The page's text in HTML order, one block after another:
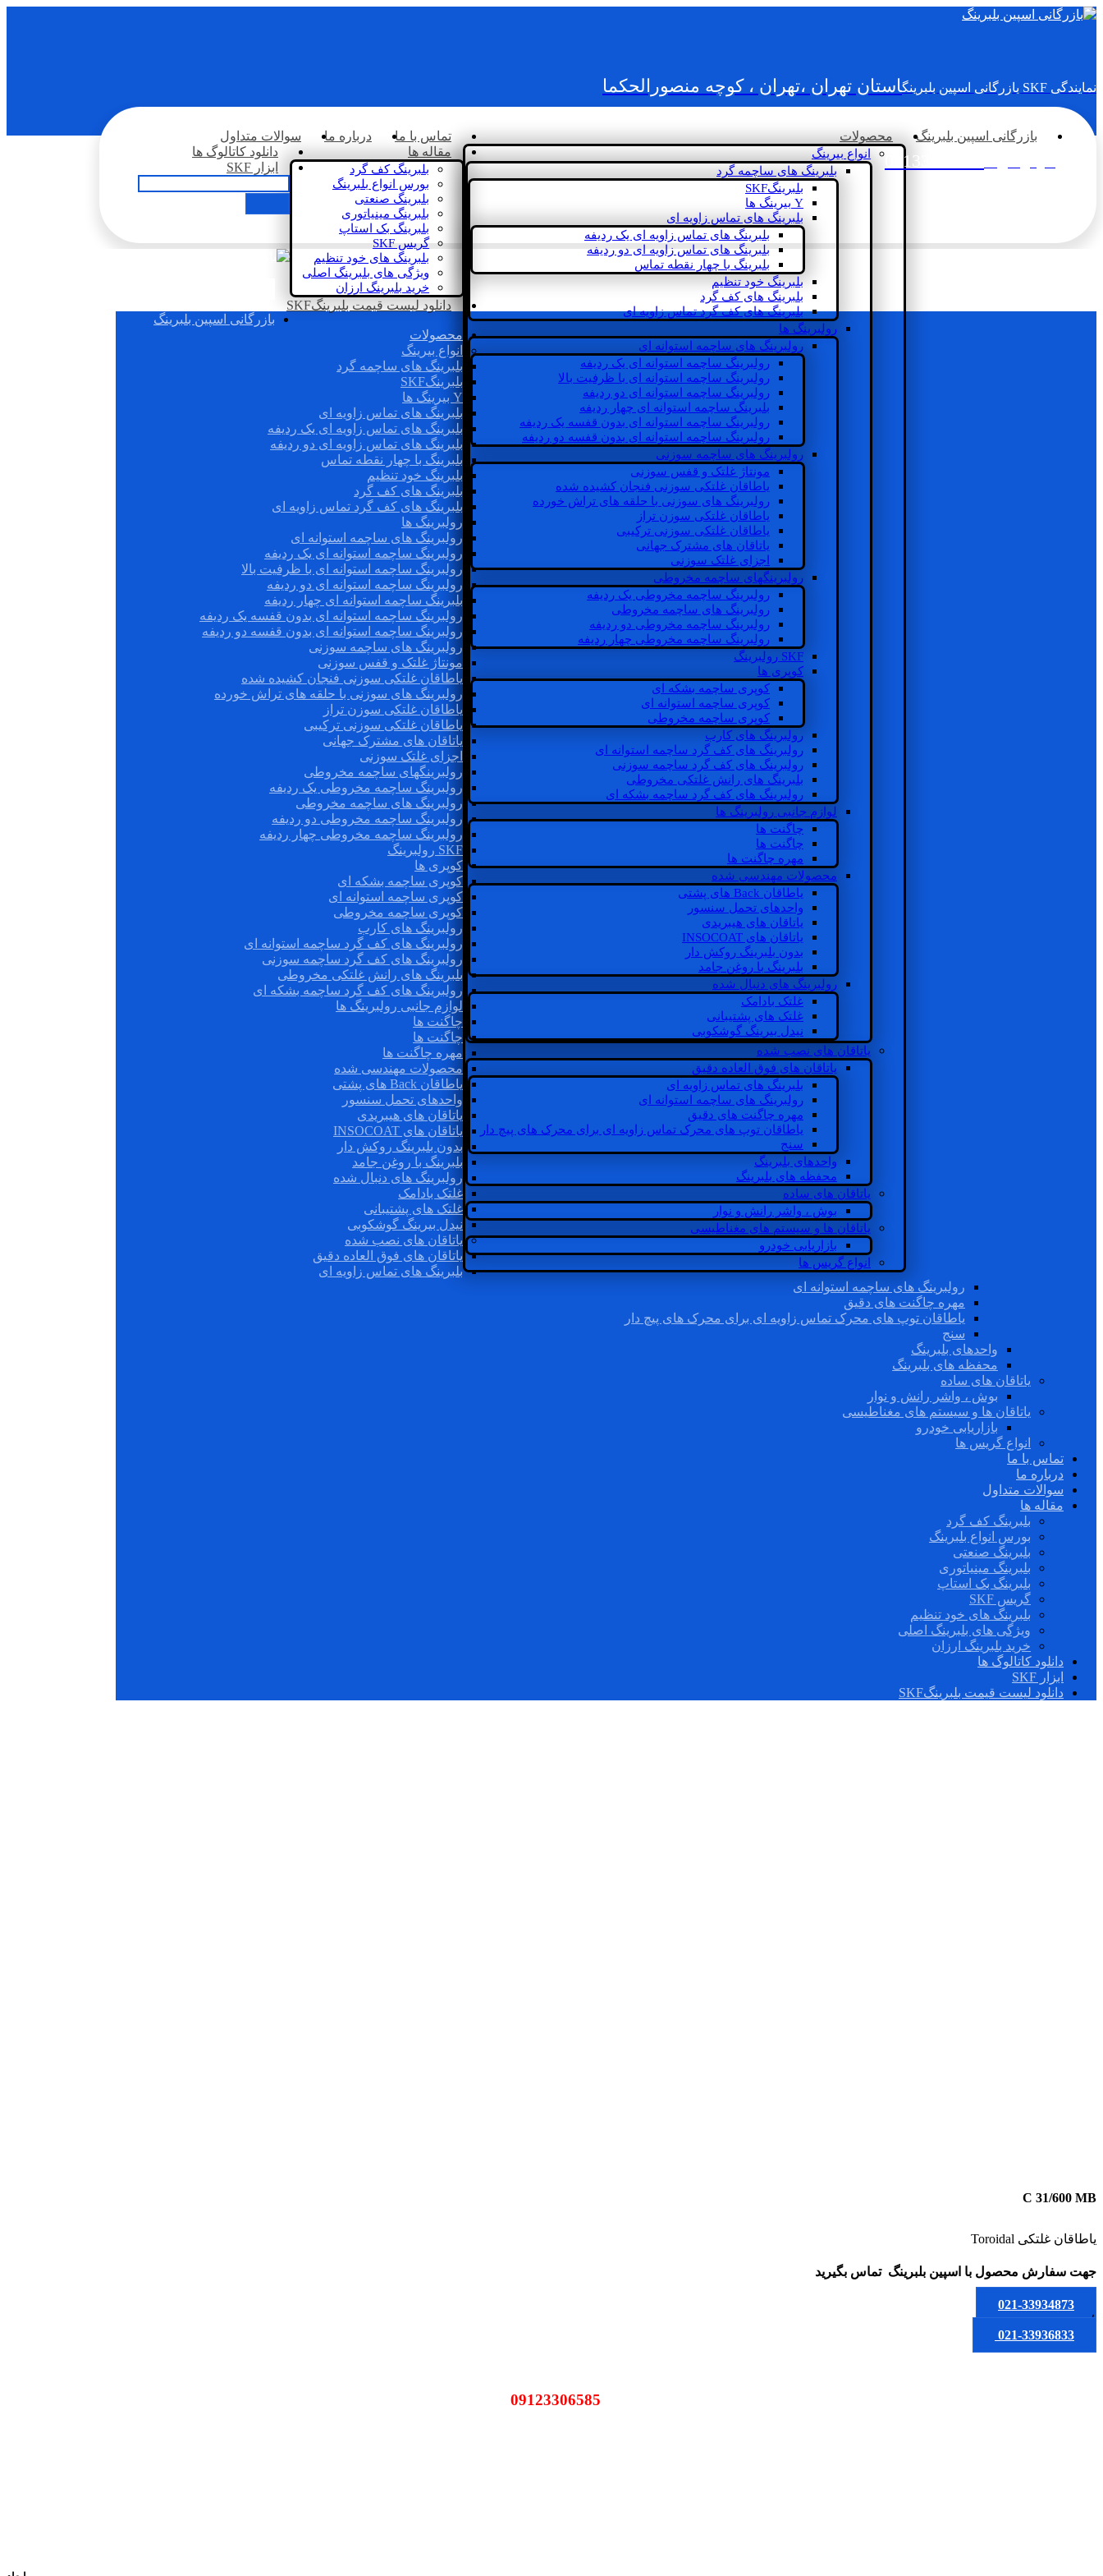
نمایندگی SKF بازرگانی اسپین بلبرینگ استان تهران ،تهران ، کوچه منصورالحکما
02133936833
بازرگانی اسپین بلبرینگ محصولات
انواع بیرینگ
بلبرینگ های ساچمه گرد
بلبرینگSKF
Y بیرینگ ها
بلبرینگ های تماس زاویه ای
بلبرینگ های تماس زاویه ای یک ردیفه
بلبرینگ های تماس زاویه ای دو ردیفه
بلبرینگ با چهار نقطه تماس
بلبرینگ خود تنظیم
بلبرینگ های کف گرد
بلبرینگ های کف گرد تماس زاویه ای
رولبرینگ ها
رولبرینگ های ساچمه استوانه ای
رولبرینگ ساچمه استوانه ای یک ردیفه
رولبرینگ ساچمه استوانه ای با ظرفیت بالا
رولبرینگ ساچمه استوانه ای دو ردیفه
بلبرینگ ساچمه استوانه ای چهار ردیفه
رولبرینگ ساچمه استوانه ای بدون قفسه یک ردیفه
رولبرینگ ساچمه استوانه ای بدون قفسه دو ردیفه
رولبرینگ های ساچمه سوزنی
مونتاژ غلتک و قفس سوزنی
یاطاقان غلتکی سوزنی فنجان کشیده شده
رولبرینگ های سوزنی با حلقه های تراش خورده
یاطاقان غلتکی سوزن تراز
یاطاقان غلتکی سوزنی ترکیبی
یاتاقان های مشترک جهانی
اجزای غلتک سوزنی
رولبرینگهای ساچمه مخروطی
رولبرینگ ساچمه مخروطی یک ردیفه
رولبرینگ های ساچمه مخروطی
رولبرینگ ساچمه مخروطی دو ردیفه
رولبرینگ ساچمه مخروطی چهار ردیفه
SKF رولبرینگ
کوپری ها
کوپری ساچمه بشکه ای
کوپری ساچمه استوانه ای
کوپری ساچمه مخروطی
رولبرینگ های کارب
رولبرینگ های کف گرد ساچمه استوانه ای
رولبرینگ های کف گرد ساچمه سوزنی
بلبرینگ های رانش غلتکی مخروطی
رولبرینگ های کف گرد ساچمه بشکه ای
لوازم جانبی رولبرینگ ها
چاگنت ها
چاگنت ها
مهره چاگنت ها
محصولات مهندسی شده
یاطاقان Back های پشتی
واحدهای تحمل سنسور
یاتاقان های هیبریدی
یاتاقان های INSOCOAT
بدون بلبرینگ روکش دار
بلبرینگ با روغن جامد
رولبرینگ های دنبال شده
غلتک بادامک
غلتک های پشتیبانی
نیدل بیرینگ گوشکوبی
یاتاقان های نصب شده
یاتاقان های فوق العاده دقیق
بلبرینگ های تماس زاویه ای
رولبرینگ های ساچمه استوانه ای
مهره چاگنت های دقیق
یاطاقان توپ های محرک تماس زاویه ای برای محرک های پیچ دار
سنج
واحدهای بلبرینگ
محفظه های بلبرینگ
یاتاقان های ساده
بوش ، واشر رانش و نوار
یاتاقان ها و سیستم های مغناطیسی
بازاریابی خودرو
انواع گریس ها
تماس با ما درباره ما
سوالات متداول
مقاله ها
بلبرینگ کف گرد
بورس انواع بلبرینگ
بلبرینگ صنعتی
بلبرینگ مینیاتوری
بلبرینگ بک استاپ
گریس SKF
بلبرینگ های خود تنظیم
ویژگی های بلبرینگ اصلی
خرید بلبرینگ ارزان
دانلود کاتالوگ ها
ابزار SKF
دانلود لیست قیمت بلبرینگSKF
بازرگانی اسپین بلبرینگ
محصولات
انواع بیرینگ
بلبرینگ های ساچمه گرد
بلبرینگSKF
Y بیرینگ ها
بلبرینگ های تماس زاویه ای
بلبرینگ های تماس زاویه ای یک ردیفه
بلبرینگ های تماس زاویه ای دو ردیفه
بلبرینگ با چهار نقطه تماس
بلبرینگ خود تنظیم
بلبرینگ های کف گرد
بلبرینگ های کف گرد تماس زاویه ای
رولبرینگ ها
رولبرینگ های ساچمه استوانه ای
رولبرینگ ساچمه استوانه ای یک ردیفه
رولبرینگ ساچمه استوانه ای با ظرفیت بالا
رولبرینگ ساچمه استوانه ای دو ردیفه
بلبرینگ ساچمه استوانه ای چهار ردیفه
رولبرینگ ساچمه استوانه ای بدون قفسه یک ردیفه
رولبرینگ ساچمه استوانه ای بدون قفسه دو ردیفه
رولبرینگ های ساچمه سوزنی
مونتاژ غلتک و قفس سوزنی
یاطاقان غلتکی سوزنی فنجان کشیده شده
رولبرینگ های سوزنی با حلقه های تراش خورده
یاطاقان غلتکی سوزن تراز
یاطاقان غلتکی سوزنی ترکیبی
یاتاقان های مشترک جهانی
اجزای غلتک سوزنی
رولبرینگهای ساچمه مخروطی
رولبرینگ ساچمه مخروطی یک ردیفه
رولبرینگ های ساچمه مخروطی
رولبرینگ ساچمه مخروطی دو ردیفه
رولبرینگ ساچمه مخروطی چهار ردیفه
SKF رولبرینگ
کوپری ها
کوپری ساچمه بشکه ای
کوپری ساچمه استوانه ای
کوپری ساچمه مخروطی
رولبرینگ های کارب
رولبرینگ های کف گرد ساچمه استوانه ای
رولبرینگ های کف گرد ساچمه سوزنی
بلبرینگ های رانش غلتکی مخروطی
رولبرینگ های کف گرد ساچمه بشکه ای
لوازم جانبی رولبرینگ ها
چاگنت ها
چاگنت ها
مهره چاگنت ها
محصولات مهندسی شده
یاطاقان Back های پشتی
واحدهای تحمل سنسور
یاتاقان های هیبریدی
یاتاقان های INSOCOAT
بدون بلبرینگ روکش دار
بلبرینگ با روغن جامد
رولبرینگ های دنبال شده
غلتک بادامک
غلتک های پشتیبانی
نیدل بیرینگ گوشکوبی
یاتاقان های نصب شده
یاتاقان های فوق العاده دقیق
بلبرینگ های تماس زاویه ای
رولبرینگ های ساچمه استوانه ای
مهره چاگنت های دقیق
یاطاقان توپ های محرک تماس زاویه ای برای محرک های پیچ دار
سنج
واحدهای بلبرینگ
محفظه های بلبرینگ
یاتاقان های ساده
بوش ، واشر رانش و نوار
یاتاقان ها و سیستم های مغناطیسی
بازاریابی خودرو
انواع گریس ها
تماس با ما
درباره ما
سوالات متداول
مقاله ها
بلبرینگ کف گرد
بورس انواع بلبرینگ
بلبرینگ صنعتی
بلبرینگ مینیاتوری
بلبرینگ بک استاپ
گریس SKF
بلبرینگ های خود تنظیم
ویژگی های بلبرینگ اصلی
خرید بلبرینگ ارزان
دانلود کاتالوگ ها
ابزار SKF
دانلود لیست قیمت بلبرینگSKF
C 31/600 MB
یاطاقان غلتکی Toroidal
جهت سفارش محصول با اسپین بلبرینگ تماس بگیرید
021-33934873
یا
021-33936833